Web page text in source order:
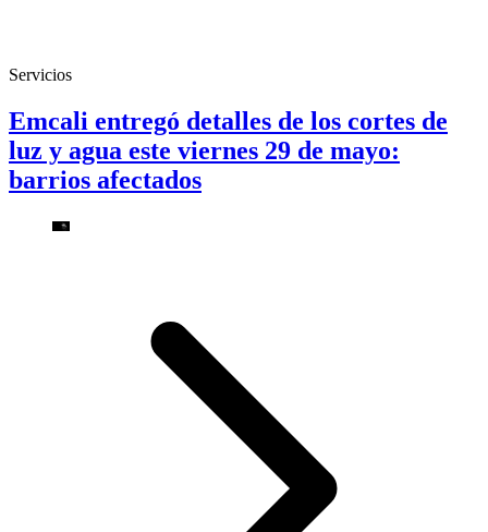
Servicios
Emcali entregó detalles de los cortes de
luz y agua este viernes 29 de mayo:
barrios afectados